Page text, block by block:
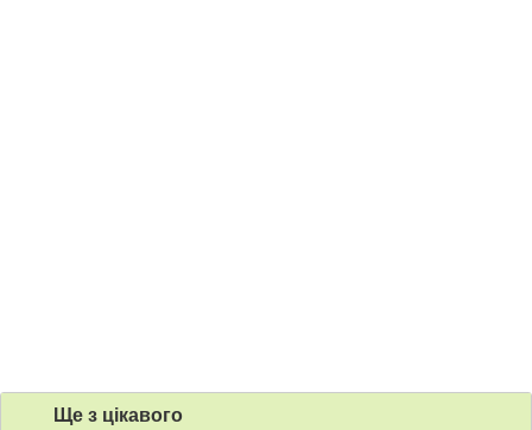
Ще з цiкавого